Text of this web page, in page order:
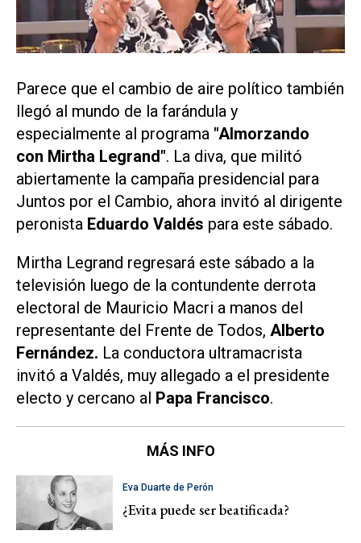
Parece que el cambio de aire político también
llegó al mundo de la farándula y
especialmente al programa "Almorzando
con Mirtha Legrand". La diva, que militó
abiertamente la campaña presidencial para
Juntos por el Cambio, ahora invitó al dirigente
peronista Eduardo Valdés para este sábado.
Mirtha Legrand regresará este sábado a la
televisión luego de la contundente derrota
electoral de Mauricio Macri a manos del
representante del Frente de Todos, Alberto
Fernández. La conductora ultramacrista
invitó a Valdés, muy allegado a el presidente
electo y cercano al Papa Francisco.
MÁS INFO
Eva Duarte de Perón
¿Evita puede ser beatificada?